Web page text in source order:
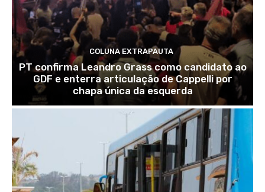
COLUNA EXTRAPAUTA
PT confirma Leandro Grass como candidato ao
GDF e enterra articulação de Cappelli por
chapa única da esquerda